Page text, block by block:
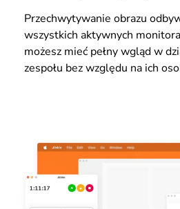
Przechwytywanie obrazu
wszystkich aktywnych
możesz mieć pełny wgląd w
zespołu bez względu na ich